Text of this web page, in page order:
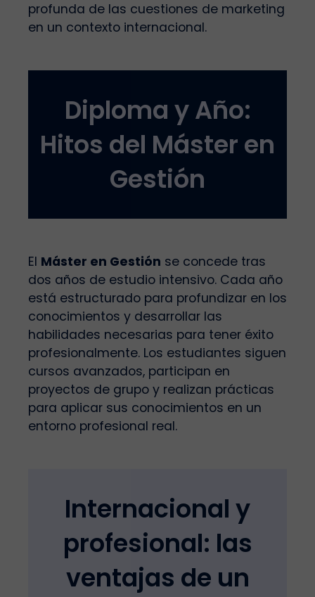
profunda de las cuestiones de marketing
en un contexto internacional.
Diploma y Año:
Hitos del Máster en
Gestión
El Máster en Gestión se concede tras
dos años de estudio intensivo. Cada año
está estructurado para profundizar en los
conocimientos y desarrollar las
habilidades necesarias para tener éxito
profesionalmente. Los estudiantes siguen
cursos avanzados, participan en
proyectos de grupo y realizan prácticas
para aplicar sus conocimientos en un
entorno profesional real.
Internacional y
profesional: las
ventajas de un